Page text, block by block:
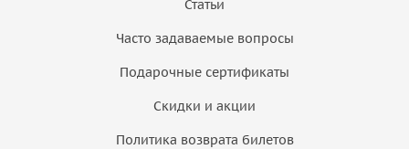
Статьи
Часто задаваемые вопросы
Подарочные сертификаты
Скидки и акции
Политика возврата билетов